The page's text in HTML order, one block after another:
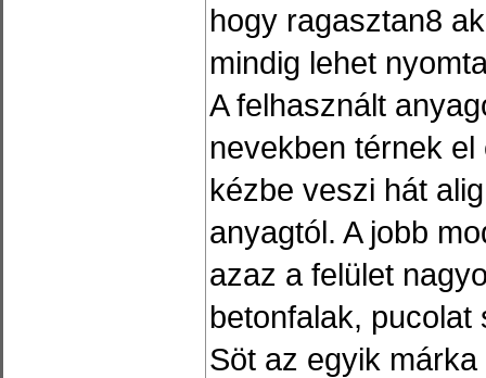
hogy ragasztan8
mindig lehet
A felhasznált
nevekben térnek
kézbe veszi hát
anyagtól. A jobb
azaz a felület
betonfalak, pucolat
Söt az egyik